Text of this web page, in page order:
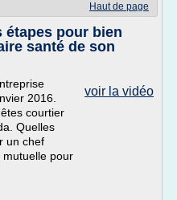
Haut de page
étapes pour bien
santé de son
voir la vidéo
2016.
courtier
Quelles
un chef
mutuelle pour